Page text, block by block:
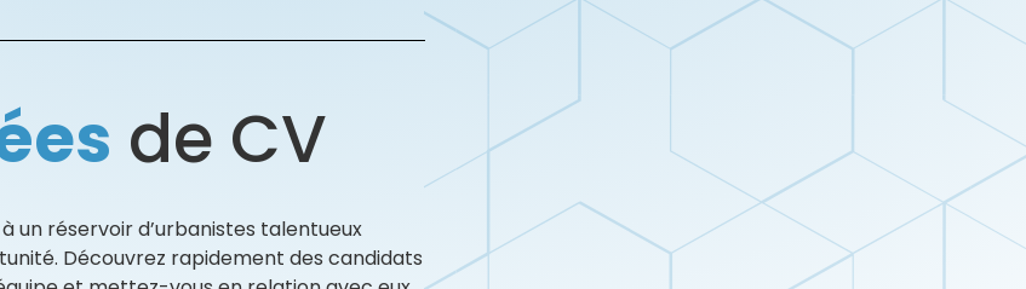
de CV
un réservoir d’urbanistes talentueux
Découvrez rapidement des candidats